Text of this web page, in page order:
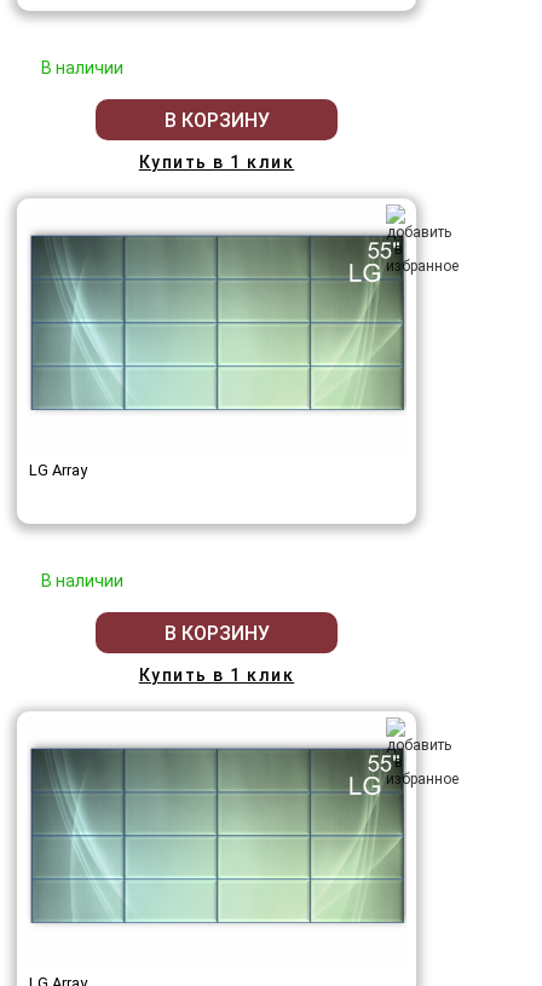
В наличии
В КОРЗИНУ
Купить в 1 клик
LG Array
В наличии
В КОРЗИНУ
Купить в 1 клик